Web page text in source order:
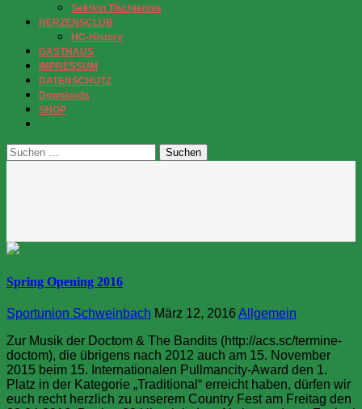
Sektion Tischtennis
HERZENSCLUB
HC-History
GASTHAUS
IMPRESSUM
DATENSCHUTZ
Downloads
SHOP
Suchen
nach:
Spring Opening 2016
Sportunion Schweinbach März 12, 2016 Allgemein
Zur Musik der Doctom & The Bandits (http://acs.sc/termine-
doctom), die übrigens nach 2012 auch am 15. November
2015 beim 15. Internationalen Pullmancity-Award den 1.
Platz in der Kategorie „Traditional“ erreicht haben, dürfen wir
euch recht herzlich zu unserem Country Fest am Freitag den